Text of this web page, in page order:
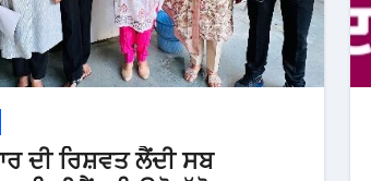
ਦੀ ਰਿਸ਼ਵਤ ਲੈਂਦੀ ਸਬ